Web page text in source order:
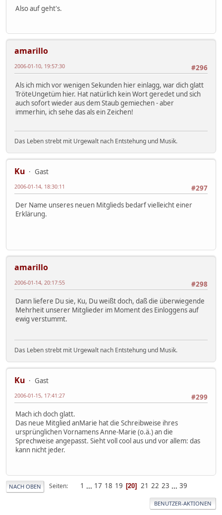
Also auf geht's.
amarillo
#296
2006-01-10, 19:57:30
Als ich mich vor wenigen Sekunden hier einlagg, war dich glatt
TröteUngetüm hier. Hat natürlich kein Wort geredet und sich
auch sofort wieder aus dem Staub gemiechen - aber
immerhin, ich sehe das als ein Zeichen!
Das Leben strebt mit Urgewalt nach Entstehung und Musik.
Ku
Gast
#297
2006-01-14, 18:30:11
Der Name unseres neuen Mitglieds bedarf vielleicht einer
Erklärung.
amarillo
#298
2006-01-14, 20:17:55
Dann liefere Du sie, Ku, Du weißt doch, daß die überwiegende
Mehrheit unserer Mitglieder im Moment des Einloggens auf
ewig verstummt.
Das Leben strebt mit Urgewalt nach Entstehung und Musik.
Ku
Gast
#299
2006-01-15, 17:41:27
Mach ich doch glatt.
Das neue Mitglied anMarie hat die Schreibweise ihres
ursprünglichen Vornamens Anne-Marie (o.ä.) an die
Sprechweise angepasst. Sieht voll cool aus und vor allem: das
kann nicht jeder.
NACH OBEN Seiten 1 ... 17 18 19 20 21 22 23 ... 39
BENUTZER-AKTIONEN